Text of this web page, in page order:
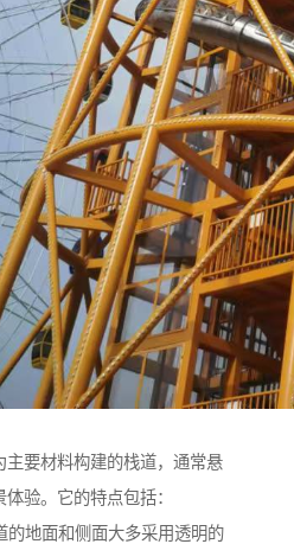
要材料构建的栈道，通常悬
验。它的特点包括：
地面和侧面大多采用透明的